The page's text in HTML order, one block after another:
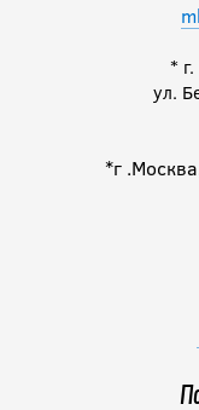
*
ул.
*г